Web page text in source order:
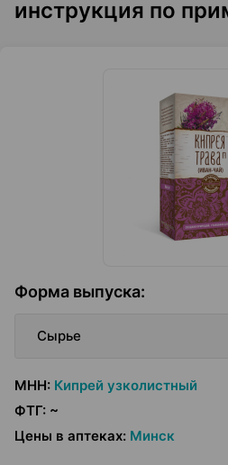
инструкция по
Форма выпуска:
Сырье
МНН: Кипрей узколистный
ФТГ: ~
Цены в аптеках: Минск